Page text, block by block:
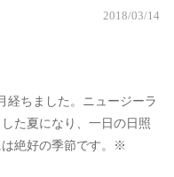
2018/03/14
経ちました。ニュージーラ
た夏になり、一日の日照
は絶好の季節です。※